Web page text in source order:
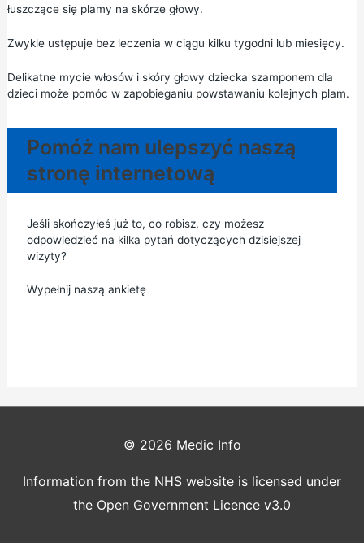
łuszczące się plamy na skórze głowy.
Zwykle ustępuje bez leczenia w ciągu kilku tygodni lub miesięcy.
Delikatne mycie włosów i skóry głowy dziecka szamponem dla
dzieci może pomóc w zapobieganiu powstawaniu kolejnych plam.
Pomóż nam ulepszyć naszą
stronę internetową
Jeśli skończyłeś już to, co robisz, czy możesz
odpowiedzieć na kilka pytań dotyczących dzisiejszej
wizyty?
Wypełnij naszą ankietę
© 2026 Medic Info
Information from the NHS website is licensed under
the Open Government Licence v3.0